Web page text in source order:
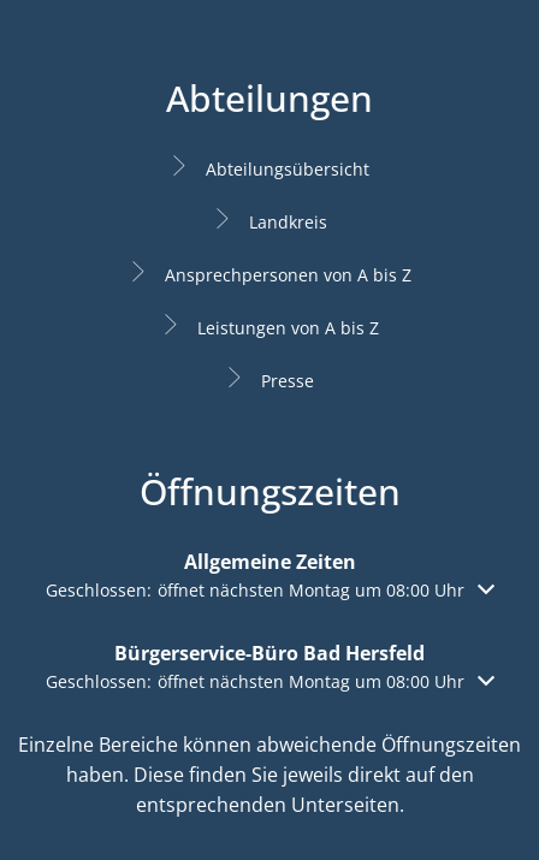
Abteilungen
Abteilungsübersicht
Landkreis
Ansprechpersonen von A bis Z
Leistungen von A bis Z
Presse
Öffnungszeiten
Allgemeine Zeiten
Klicken, um weitere Öffnungs- oder Schließzeiten
Geschlossen: öffnet nächsten Montag um 08:00 Uhr
Bürgerservice-Büro Bad Hersfeld
Klicken, um weitere Öffnungs- oder Schließzeiten
Geschlossen: öffnet nächsten Montag um 08:00 Uhr
Einzelne Bereiche können abweichende Öffnungszeiten
haben. Diese finden Sie jeweils direkt auf den
entsprechenden Unterseiten.